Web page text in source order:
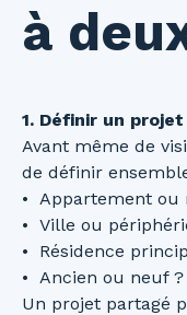
à
1. Définir un
Avant même de
de définir
Appartement ou
Ville ou
Résidence
Ancien ou neuf ?
Un projet partagé